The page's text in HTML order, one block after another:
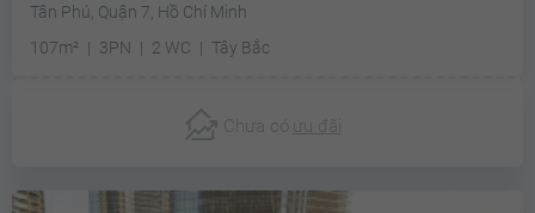
Tân Phú, Quận 7, Hồ Chí Minh
107m²
3PN 2 WC Tây Bắc
Chưa có ưu đãi